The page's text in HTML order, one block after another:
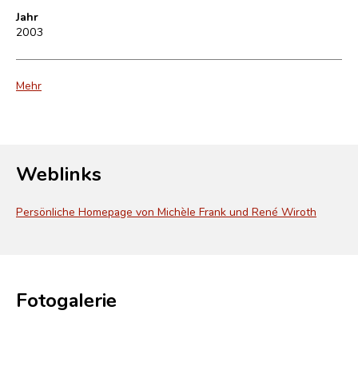
Jahr
2003
Mehr
Weblinks
Persönliche Homepage von Michèle Frank und René Wiroth
Fotogalerie